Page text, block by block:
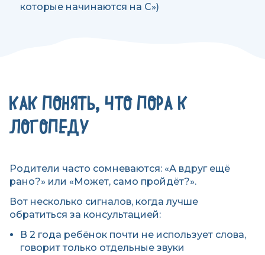
которые начинаются на С»)
КАК ПОНЯТЬ, ЧТО ПОРА К
ЛОГОПЕДУ
Родители часто сомневаются: «А вдруг ещё
рано?» или «Может, само пройдёт?».
Вот несколько сигналов, когда лучше
обратиться за консультацией:
В 2 года ребёнок почти не использует слова,
говорит только отдельные звуки